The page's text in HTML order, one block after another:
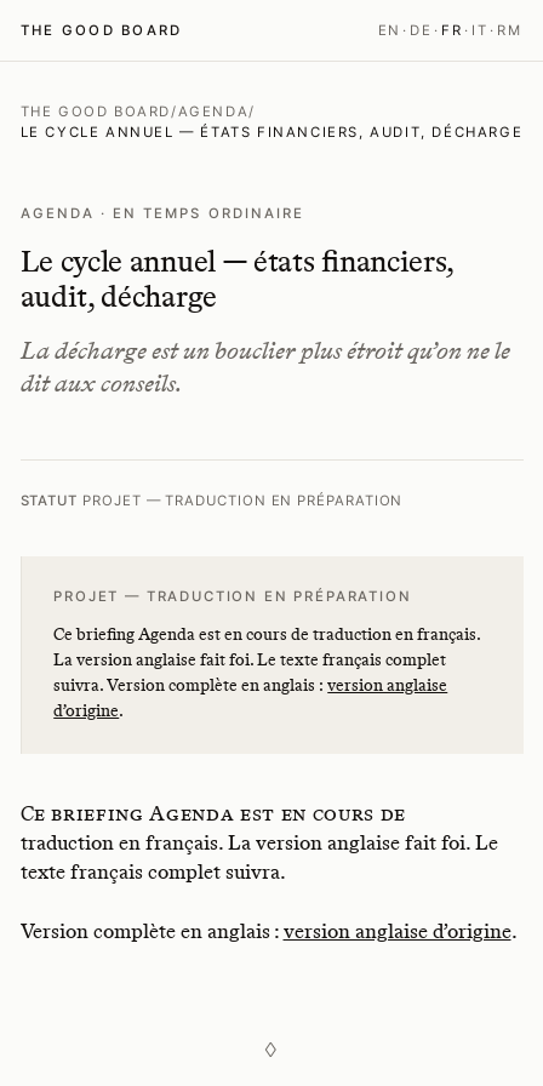
THE GOOD BOARD EN · DE · FR · IT · RM
THE GOOD BOARD/AGENDA/
LE CYCLE ANNUEL — ÉTATS FINANCIERS, AUDIT, DÉCHARGE
AGENDA · EN TEMPS ORDINAIRE
Le cycle annuel — états financiers,
audit, décharge
La décharge est un bouclier plus étroit qu’on ne le
dit aux conseils.
STATUT PROJET — TRADUCTION EN PRÉPARATION
PROJET — TRADUCTION EN PRÉPARATION
Ce briefing Agenda est en cours de traduction en français.
La version anglaise fait foi. Le texte français complet
suivra. Version complète en anglais :version anglaise
d’origine.
Ce briefing Agenda est en cours de
traduction en français. La version anglaise fait foi. Le
texte français complet suivra.
Version complète en anglais : version anglaise d’origine.
◊